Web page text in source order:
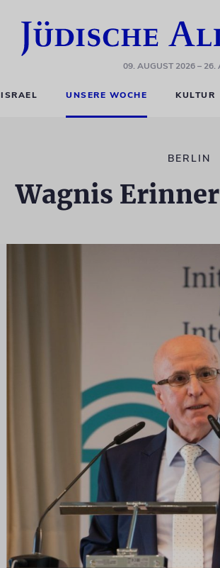
09. AUGUST 2026– 26.
ISRAEL UNSERE WOCHE KULTUR
BERLIN
Wagnis